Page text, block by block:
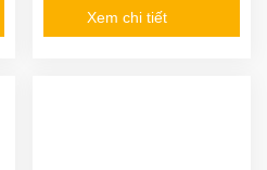
Xem chi tiết